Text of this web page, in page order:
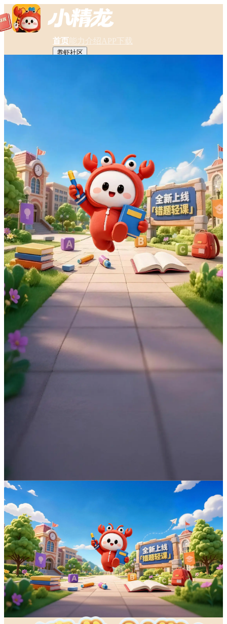
首页能力介绍 APP下载
养虾社区